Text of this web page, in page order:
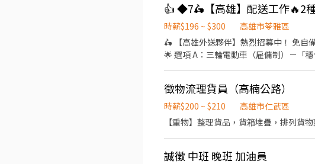
（穩定出勤）：$60,000 ~ $80,000 元 /
━━━━━━━━━━━━━━━━ ✅ 領薪彈性：
━━━━━━━━━━━━━━━━━ 📍 【
區皆有缺額（楠梓、三民、苓雅、左營
近站點！ ━━━━━━━━━━━━━━━━━ 📩
審）： 👉https://reurl.cc/V292KN 🔒 【
入留言： 👉https://lin.ee/OBnhVN5 私
👍 ◆7🛵【高雄】配送工作🔥2
時薪$196 ~ $300
高雄市苓雅區
🛵 【高雄外送夥伴】熱烈招募中！ 免自備車 vs. 時
🌟 選項 A：三輪電動車（雇傭制）－「
保通通有，讓你跑單最安心。 💜固定班表：每天 08:00 - 17:00，下班時間超規律！ 💜週領方案：急用錢免擔心，薪資每週三準
時入帳！ 💜設備需求：須自備安卓（Android）手機。 👉 最適合：想穩定上下班、不養車、求完善保障的你！
─────────────────── 🌟 選項 B：二輪機車（承攬制）－「自由衝單派」最愛！ 時間自己掌握，
跟效率衝高報酬？這條路超適合你！ 🩵時間超彈性：每月自己提供不配送日，工作、生活隨心調配！ 🩵單價給大方：高雄地區每
件基本運費 $22 起，跑越多報酬越高！ 🩵新人專屬禮：新夥伴跑滿 1,000 件，直接加碼送 60 件運費報酬！ 🩵週領方案：每週一
結算，週三準時撥款，週週有收入！ 🩵自由度極高：只要有安卓（Android）手機、機車與車架，隨時準備開跑！ 👉 最適合：
徵物流理貨員（高楠公路）
時薪$200 ~ $210
高雄市仁武區
【重物】整理貨品，貨箱堆疊，排列貨
誠徵 中班 晚班 加油員